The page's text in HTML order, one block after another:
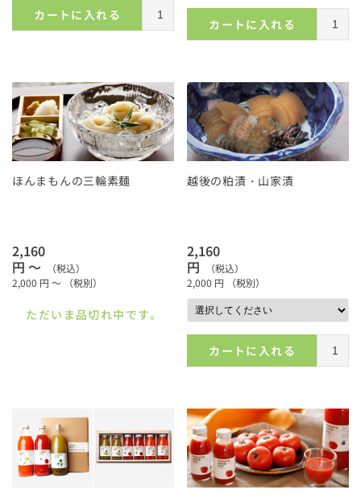
カートに入れる
カートに入れる
ほんまもんの三輪素麺
2,160
円 ～
（税込）
2,000 円 ～ （税別）
ただいま品切れ中です。
越後の粕漬・山家漬
2,160
円
（税込）
2,000 円 （税別）
カートに入れる